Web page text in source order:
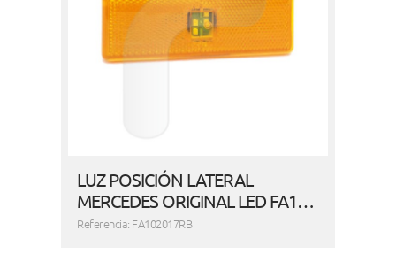
LUZ POSICIÓN LATERAL
MERCEDES ORIGINAL LED FA1…
Referencia: FA102017RB